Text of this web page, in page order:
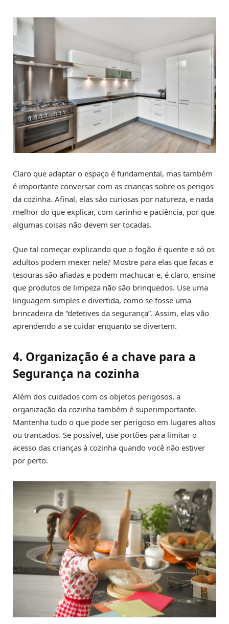
Claro que adaptar o espaço é fundamental, mas também
é importante conversar com as crianças sobre os perigos
da cozinha. Afinal, elas são curiosas por natureza, e nada
melhor do que explicar, com carinho e paciência, por que
algumas coisas não devem ser tocadas.
Que tal começar explicando que o fogão é quente e só os
adultos podem mexer nele? Mostre para elas que facas e
tesouras são afiadas e podem machucar e, é claro, ensine
que produtos de limpeza não são brinquedos. Use uma
linguagem simples e divertida, como se fosse uma
brincadeira de “detetives da segurança”. Assim, elas vão
aprendendo a se cuidar enquanto se divertem.
4. Organização é a chave para a
Segurança na cozinha
Além dos cuidados com os objetos perigosos, a
organização da cozinha também é superimportante.
Mantenha tudo o que pode ser perigoso em lugares altos
ou trancados. Se possível, use portões para limitar o
acesso das crianças à cozinha quando você não estiver
por perto.